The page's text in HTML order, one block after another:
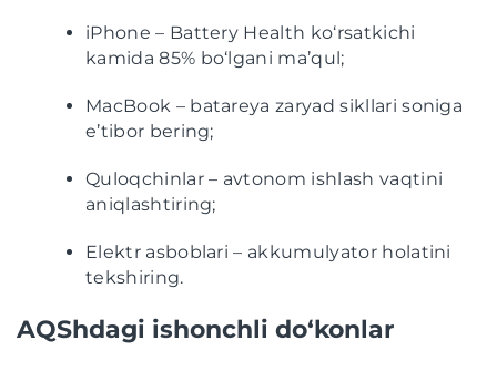
iPhone – Battery Health ko‘rsatkichi
kamida 85% bo‘lgani ma’qul;
MacBook – batareya zaryad sikllari soniga
e’tibor bering;
Quloqchinlar – avtonom ishlash vaqtini
aniqlashtiring;
Elektr asboblari – akkumulyator holatini
tekshiring.
AQShdagi ishonchli do‘konlar